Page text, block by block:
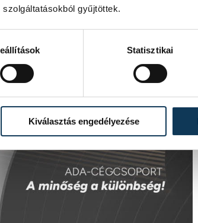
gyűjtöttek.
Statisztikai
Kiválasztás engedélyezése